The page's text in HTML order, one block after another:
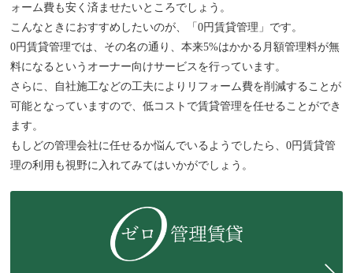
ォーム費も安く済ませたいところでしょう。
こんなときにおすすめしたいのが、「0円賃貸管理」です。
0円賃貸管理では、その名の通り、本来5%はかかる月額管理料が無
料になるというオーナー向けサービスを行っています。
さらに、自社施工などの工夫によりリフォーム費を削減することが
可能となっていますので、低コストで賃貸管理を任せることができ
ます。
もしどの管理会社に任せるか悩んでいるようでしたら、0円賃貸管
理の利用も視野に入れてみてはいかがでしょう。